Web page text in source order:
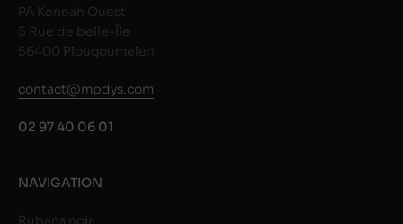
PA Keneah Ouest
5 Rue de belle-Île
56400 Plougoumelen
contact@mpdys.com
02 97 40 06 01
NAVIGATION
Rubans noir